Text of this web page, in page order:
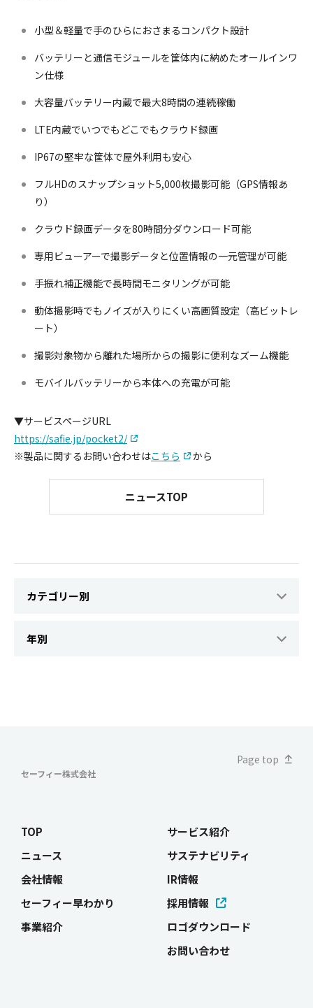
小型＆軽量で手のひらにおさまるコンパクト設計
バッテリーと通信モジュールを筐体内に納めたオールインワ
ン仕様
大容量バッテリー内蔵で最大8時間の連続稼働
LTE内蔵でいつでもどこでもクラウド録画
IP67の堅牢な筐体で屋外利用も安心
フルHDのスナップショット5,000枚撮影可能（GPS情報あ
り）
クラウド録画データを80時間分ダウンロード可能
専用ビューアーで撮影データと位置情報の一元管理が可能
手振れ補正機能で長時間モニタリングが可能
動体撮影時でもノイズが入りにくい高画質設定（高ビットレ
ート）
撮影対象物から離れた場所からの撮影に便利なズーム機能
モバイルバッテリーから本体への充電が可能
▼サービスページURL
https://safie.jp/pocket2/
※製品に関するお問い合わせはこちら から
ニュースTOP
セーフィー株式会社
Page top
TOP
ニュース
会社情報
セーフィー早わかり
事業紹介
サービス紹介
サステナビリティ
IR情報
採用情報
ロゴダウンロード
お問い合わせ